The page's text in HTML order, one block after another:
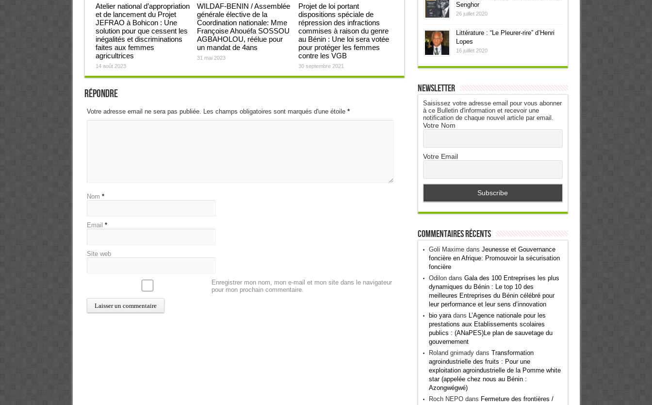
Atelier national d’appropriation
et de lancement du Projet
JEFRAO à Bohicon : Une
solution pour que cessent les
inégalités et discriminations
faites aux femmes
agricultrices
14 août 2023
WILDAF-BENIN / Assemblée
générale élective de la
Coordination nationale: Mme
Françoise Ahouéfa SOSSOU
AGBAHOLOU, réélue pour
un mandat de 4ans
31 mai 2023
Projet de loi portant
dispositions spéciale de
répression des infractions
commises à raison du genre
au Bénin : Une loi sera votée
pour protéger les femmes
contre les VGB
30 septembre 2021
Répondre
Votre adresse email ne sera pas publiée. Les champs obligatoires sont marqués d'une étoile *
Nom *
Email *
Site web
Enregistrer mon nom, mon e-mail et mon site dans le navigateur
pour mon prochain commentaire.
Senghor
26 juillet 2020
Littérature : “Le Pleurer-rire” d’Henri
Lopes
16 juillet 2020
Newsletter
Saisissez votre adresse email pour vous abonner
à ce Bulletin d'information et recevoir une
notification de chaque nouvel article par email.
Votre Nom
Votre Email
Commentaires récents
Goli Maximedans Jeunesse et Gouvernance
foncière en Afrique: Promouvoir la sécurisation
foncière
Odilondans Gala des 100 Entreprises les plus
dynamiques du Bénin : Le top 10 des
meilleures Entreprises du Bénin célébré pour
leur performance et leur sens d’innovation
bio yaradans L’Agence nationale pour les
prestations aux Etablissements scolaires
publics : (ANaPES)Le plan de sauvetage du
gouvernement
Roland gnimadydans Transformation
agroindustrielle des fruits : Pour une
exploitation agroindustrielle de la Pomme white
star (appelée chez nous au Bénin :
Azongwégwé)
Roch NEPOdans Fermeture des frontières /